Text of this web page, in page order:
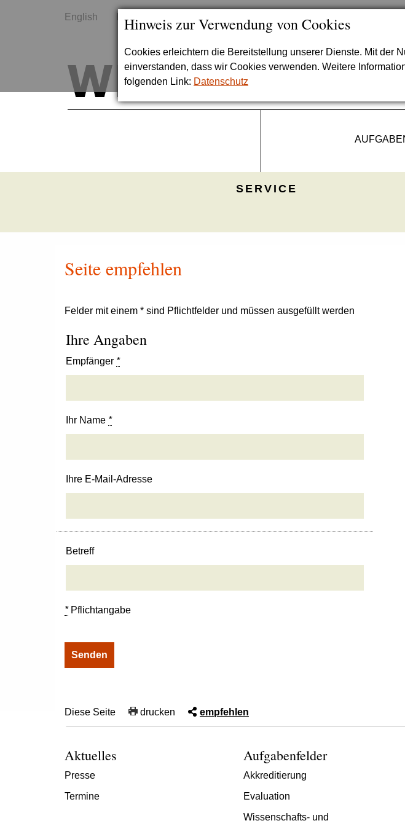
Hinweis zur Verwendung von Cookies
Cookies erleichtern die Bereitstellung unserer Dienste. Mit der
einverstanden, dass wir Cookies verwenden. Weitere
folgenden Link: Datenschutz
English
SERVICE
Seite empfehlen
Felder mit einem * sind Pflichtfelder und müssen ausgefüllt werden
Ihre Angaben
Empfänger *
Ihr Name *
Ihre E-Mail-Adresse
Betreff
*Pflichtangabe
Diese Seite drucken empfehlen
Aktuelles
Presse
Termine
Aufgabenfelder
Akkreditierung
Evaluation
Wissenschafts- und